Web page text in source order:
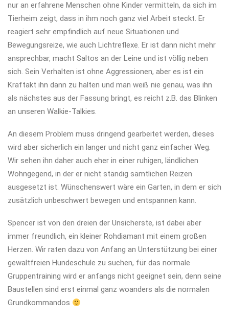
nur an erfahrene Menschen ohne Kinder vermitteln, da sich im
Tierheim zeigt, dass in ihm noch ganz viel Arbeit steckt. Er
reagiert sehr empfindlich auf neue Situationen und
Bewegungsreize, wie auch Lichtreflexe. Er ist dann nicht mehr
ansprechbar, macht Saltos an der Leine und ist völlig neben
sich. Sein Verhalten ist ohne Aggressionen, aber es ist ein
Kraftakt ihn dann zu halten und man weiß nie genau, was ihn
als nächstes aus der Fassung bringt, es reicht z.B. das Blinken
an unseren Walkie-Talkies.
An diesem Problem muss dringend gearbeitet werden, dieses
wird aber sicherlich ein langer und nicht ganz einfacher Weg.
Wir sehen ihn daher auch eher in einer ruhigen, ländlichen
Wohngegend, in der er nicht ständig sämtlichen Reizen
ausgesetzt ist. Wünschenswert wäre ein Garten, in dem er sich
zusätzlich unbeschwert bewegen und entspannen kann.
Spencer ist von den dreien der Unsicherste, ist dabei aber
immer freundlich, ein kleiner Rohdiamant mit einem großen
Herzen. Wir raten dazu von Anfang an Unterstützung bei einer
gewaltfreien Hundeschule zu suchen, für das normale
Gruppentraining wird er anfangs nicht geeignet sein, denn seine
Baustellen sind erst einmal ganz woanders als die normalen
Grundkommandos